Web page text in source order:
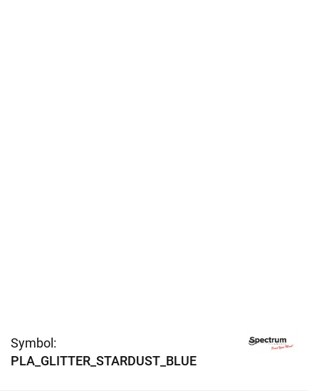
Symbol:
PLA_GLITTER_STARDUST_BLUE